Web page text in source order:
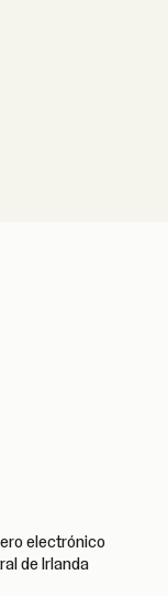
electrónico
de Irlanda